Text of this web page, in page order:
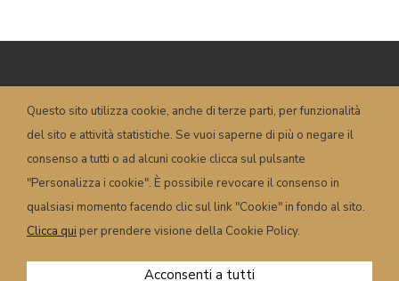
00658350251 – Piazza Dogliani, 19 – 32022
info@hotelposta.com
–
Powered by
Questo sito utilizza cookie, anche di terze parti, per funzionalità
del sito e attività statistiche. Se vuoi saperne di più o negare il
consenso a tutti o ad alcuni cookie clicca sul pulsante
"Personalizza i cookie". È possibile revocare il consenso in
qualsiasi momento facendo clic sul link "Cookie" in fondo al sito.
Clicca qui per prendere visione della Cookie Policy.
Acconsenti a tutti